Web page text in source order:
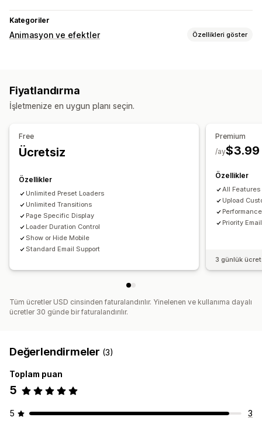
Kategoriler
Animasyon ve efektler Özellikleri göster
Özel animasyonlar
Renk Simgeler Mobil duyarlı
Sonbahar
Özel etkinlikler
Fiyatlandırma
İşletmenize en uygun planı seçin.
Free
Ücretsiz
Özellikler
Unlimited Preset Loaders
Unlimited Transitions
Page Specific Display
Loader Duration Control
Show or Hide Mobile
Standard Email Support
Premium
$3.99
/ay
Özellikler
All Features
Upload
Priority
3 günlük
Tüm ücretler USD cinsinden faturalandırılır. Yinelenen ve kullanıma dayalı
ücretler 30 günde bir faturalandırılır.
Değerlendirmeler (3)
Toplam puan
5
5
3